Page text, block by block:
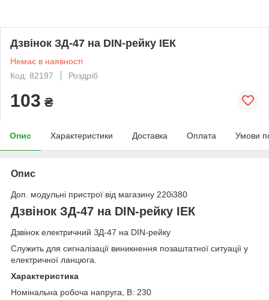
Дзвінок ЗД-47 на DIN-рейку ІЕК
Немає в наявності
Код: 82197
Роздріб
103 ₴
Опис Характеристики Доставка Оплата Умови
Опис
Доп. модульні пристрої від магазину 220i380
Дзвінок ЗД-47 на DIN-рейку ІЕК
Дзвінок електричний ЗД-47 на DIN-рейку
Служить для сигналізації виникнення позаштатної ситуації у
електричної ланцюга.
Характеристика
Номінальна робоча напруга, В: 230